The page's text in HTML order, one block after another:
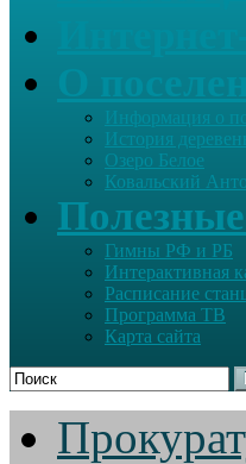
Информация о
История
Озеро Белое
Ковальский
Гимны РФ и РБ
Интерактивная
Расписание
Программа ТВ
Карта сайта